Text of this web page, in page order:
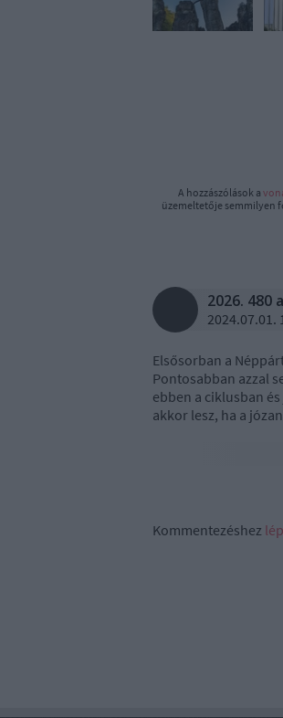
A hozzászólások a
üzemeltetője semmilyen
2026. 480
2024.07.01.
Elsősorban a
Pontosabban azzal
ebben a ciklusban
akkor lesz, ha a
Kommentezéshez